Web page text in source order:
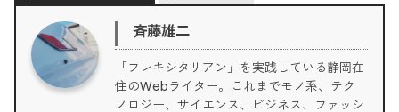
斉藤雄二
「フレキシタリアン」を実践している静岡在
住のWebライター。これまでモノ系、テク
ノロジー、サイエンス、ビジネス、ファッシ